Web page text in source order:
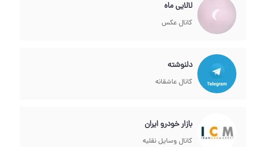
لالایی ماه
کانال عکس
دلنوشته
کانال عاشقانه
بازار خودرو ایران
کانال وسایل نقلیه